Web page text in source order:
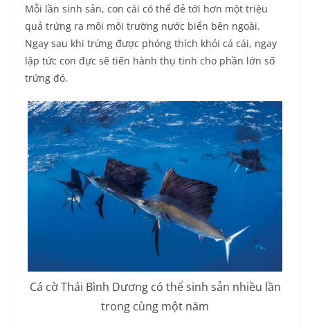
Mỗi lần sinh sản, con cái có thể đẻ tới hơn một triệu
quả trứng ra môi môi trường nước biển bên ngoài.
Ngay sau khi trứng được phóng thích khỏi cá cái, ngay
lập tức con đực sẽ tiến hành thụ tinh cho phần lớn số
trứng đó.
Cá cờ Thái Bình Dương có thể sinh sản nhiều lần
trong cùng một năm